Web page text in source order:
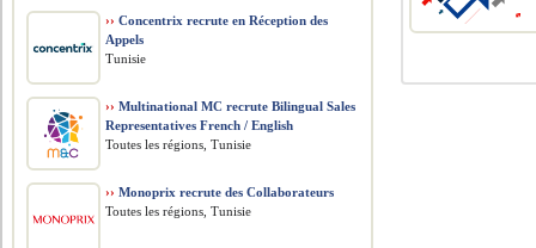
›› Concentrix recrute en Réception des
Appels
Tunisie
›› Multinational MC recrute Bilingual Sales
Representatives French / English
Toutes les régions, Tunisie
›› Monoprix recrute des Collaborateurs
Toutes les régions, Tunisie